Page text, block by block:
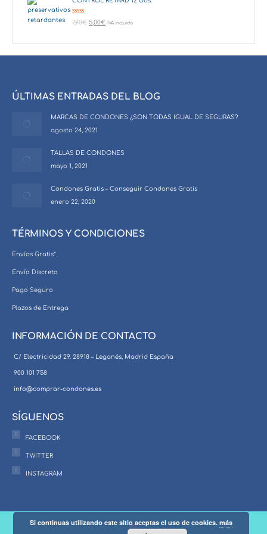
5.00de 5
7,90€ 5,00€ IVA incluido
ÚLTIMAS ENTRADAS DEL BLOG
MARCAS DE CONDONES ¿SON TODAS IGUAL DE SEGURAS?
agosto 24, 2021
TALLAS DE CONDONES
mayo 1, 2021
Condones Gratis – Conseguir Condones Gratis
enero 22, 2020
TÉRMINOS Y CONDICIONES
Envíos Gratis*
Envío Discreto
Pago Seguro
Plazos de Entrega
INFORMACIÓN DE CONTACTO
C/ Electricidad 29. 28918 – Leganés, Madrid España
900 101 758
info@comprar-condones.es
SÍGUENOS
FACEBOOK
TWITTER
INSTAGRAM
Si continuas utilizando este sitio aceptas el uso de cookies.más